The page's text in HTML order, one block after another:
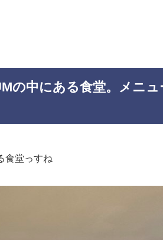
の中にある食堂。メニュ
食堂っすね